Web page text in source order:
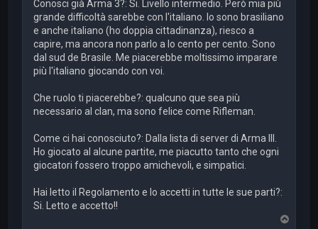
Conosci già Arma 3?: Si. Livello intermedio. Però mia più
grande difficoltà sarebbe con l'italiano. Io sono brasiliano
e anche italiano (ho doppia cittadinanza), riesco a
capire, ma ancora non parlo a lo cento per cento. Sono
dal sud de Brasile. Me piacerebbe moltissimo imparare
più l'italiano giocando con voi.
Che ruolo ti piacerebbe?: qualcuno que sea più
necessario al clan, ma sono felice come Rifleman.
Come ci hai conosciuto?: Dalla lista di server di Arma III.
Ho giocato al alcune partite, me piacutto tanto che ogni
giocatori fossero troppo amichevoli, e simpatici.
Hai letto il Regolamento e lo accetti in tutte le sue parti?:
Si. Letto e accetto!!